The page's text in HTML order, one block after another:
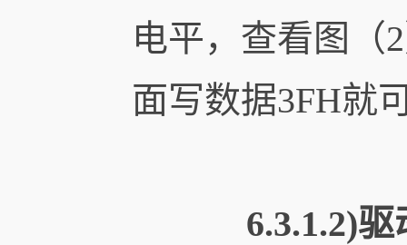
电平，查看图（
面写数据3FH就
6.3.1.2)